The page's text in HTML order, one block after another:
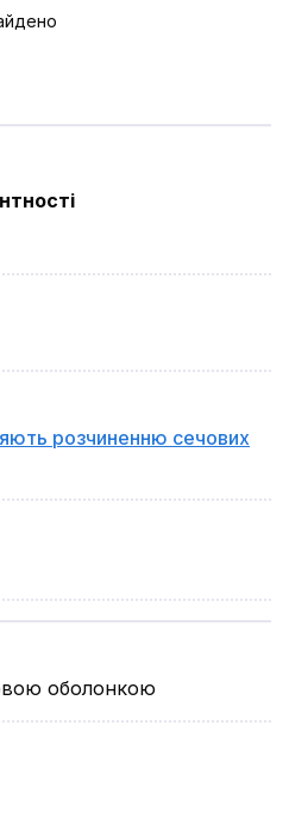
розчиненню сечових
оболонкою